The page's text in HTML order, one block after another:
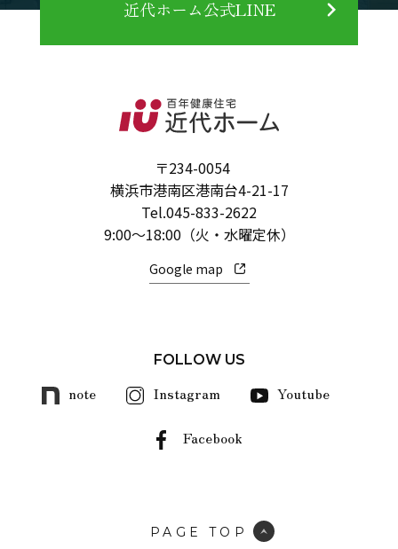
近代ホーム公式LINE
〒234-0054
横浜市港南区港南台4-21-17
Tel.045-833-2622
9:00～18:00（火・水曜定休）
Google map
FOLLOW US
note Instagram Youtube
Facebook
PAGE TOP